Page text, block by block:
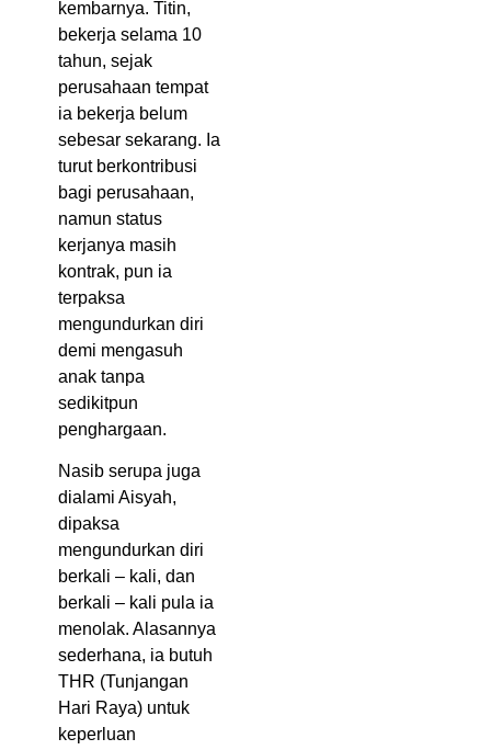
kembarnya. Titin,
bekerja selama 10
tahun, sejak
perusahaan tempat
ia bekerja belum
sebesar sekarang. Ia
turut berkontribusi
bagi perusahaan,
namun status
kerjanya masih
kontrak, pun ia
terpaksa
mengundurkan diri
demi mengasuh
anak tanpa
sedikitpun
penghargaan.
Nasib serupa juga
dialami Aisyah,
dipaksa
mengundurkan diri
berkali – kali, dan
berkali – kali pula ia
menolak. Alasannya
sederhana, ia butuh
THR (Tunjangan
Hari Raya) untuk
keperluan